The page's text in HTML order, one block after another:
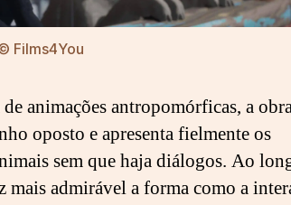
Films4You
animações antropomórficas, a
oposto e apresenta fielmente os
sem que haja diálogos. Ao
mais admirável a forma como a